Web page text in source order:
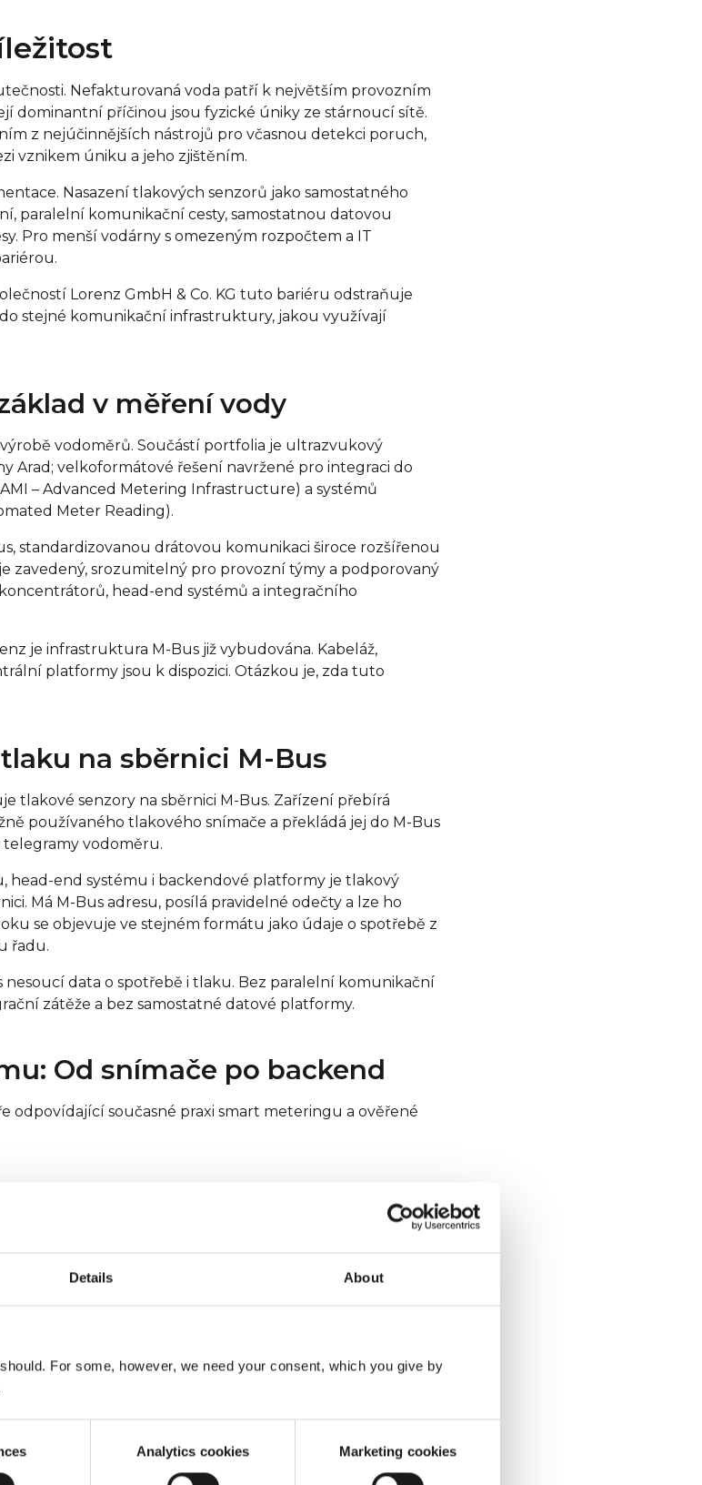
Details About
For some, however, we need your consent, which you give by
Analytics cookies Marketing cookies
Nefakturovaná voda patří k největším provozním
dominantní příčinou jsou fyzické úniky ze stárnoucí sítě.
z nejúčinnějších nástrojů pro včasnou detekci poruch,
vznikem úniku a jeho zjištěním.
Nasazení tlakových senzorů jako samostatného
paralelní komunikační cesty, samostatnou datovou
Pro menší vodárny s omezeným rozpočtem a IT
Lorenz GmbH & Co. KG tuto bariéru odstraňuje
stejné komunikační infrastruktury, jakou využívají
v měření vody
vodoměrů. Součástí portfolia je ultrazvukový
Arad; velkoformátové řešení navržené pro integraci do
– Advanced Metering Infrastructure) a systémů
Meter Reading).
standardizovanou drátovou komunikaci široce rozšířenou
zavedený, srozumitelný pro provozní týmy a podporovaný
head-end systémů a integračního
je infrastruktura M-Bus již vybudována. Kabeláž,
platformy jsou k dispozici. Otázkou je, zda tuto
na sběrnici M-Bus
tlakové senzory na sběrnici M-Bus. Zařízení přebírá
používaného tlakového snímače a překládá jej do M-Bus
vodoměru.
end systému i backendové platformy je tlakový
Má M-Bus adresu, posílá pravidelné odečty a lze ho
se objevuje ve stejném formátu jako údaje o spotřebě z
řadu.
nesoucí data o spotřebě i tlaku. Bez paralelní komunikační
zátěže a bez samostatné datové platformy.
Od snímače po backend
odpovídající současné praxi smart meteringu a ověřené
Na stejnou sběrnici je přes převodník ACRIOS připojen